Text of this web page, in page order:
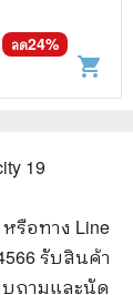
ลด24%
shopping_cart
19
หรือทาง Line
รับสินค้า
บถามและนัด